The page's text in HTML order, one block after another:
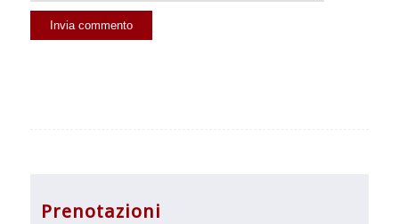
Prenotazioni